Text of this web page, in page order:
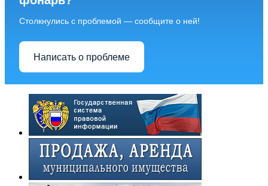
Столкнулись с проблемой — сообщите о ней!
Написать о проблеме